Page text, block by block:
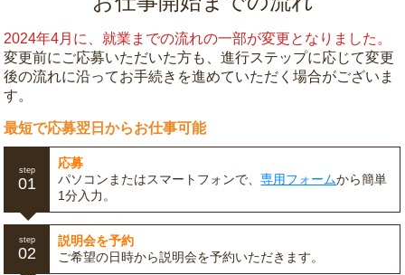
2024年4月に、就業までの流れの一部が変更となりました。
変更前にご応募いただいた方も、進行ステップに応じて変更
後の流れに沿ってお手続きを進めていただく場合がございま
す。
最短で応募翌日からお仕事可能
step
01
応募
パソコンまたはスマートフォンで、専用フォームから簡単
1分入力。
step
02
説明会を予約
ご希望の日時から説明会を予約いただきます。